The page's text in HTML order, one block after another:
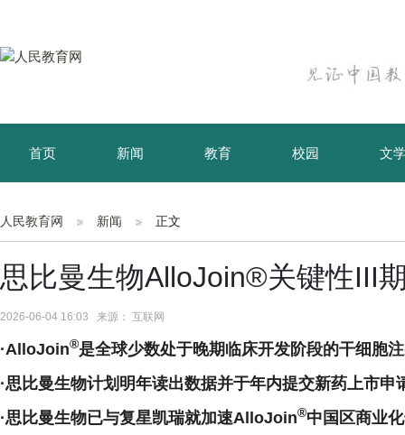
首页 新闻 教育 校园 文
育儿 资讯
人民教育网 新闻 正文
思比曼生物AlloJoin®关键性III
2026-06-04 16:03 来源： 互联网
·AlloJoin®是全球少数处于晚期临床开发阶段的干细胞
·思比曼生物计划明年读出数据并于年内提交新药上市申
·思比曼生物已与复星凯瑞就加速AlloJoin®中国区商业